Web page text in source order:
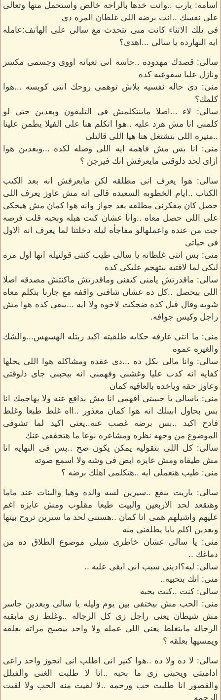
اسامه: يارب ..وانت خدها بالراحه خالص واستحمل منها وتعالى
على نفسك ..انت برضه اللى غلطان المره دى
فى تلك الاثناء كانت منى تتحدث مع سالى على الهاتف:عامله
ايه النهارده يا سالى ...اهدى؟
سالى: قصدك مهدوده ..حاسه انى تعبانه اووى وجسمى مكسر
ونازل عليا سقوعيه كده
منى: دى حاله نفسيه بلاش توهمى روحك انتى كويسه ...هوا
كلمك؟
سالى: لاء ...اصلا مابنتكلمش فى التليفون وبعدين حتى لو
كلمنى انا مش هرد عليه ..هوا اتكلم هنا على الفيلا يطمن علينا
..منيره اللى بتشتغل هنا هيا اللى قالتلى
منى: انا بس مش فاهمه ايه اللى وصله لكده ...وبعدين هوا
ازاى لحد دلوقتى مايعرفش انك فيرجن ؟
سالى: هوا يعرف انى مطلقه لكن مايعرفش انه بعد الكتب
الكتاب ..ايام الخطوبه السعيده قالى انه مش عاوز يعرف اللى
حصل كان مفكرنى مطلقه بعد جواز وانه هوا كمان مش هيحكى
على اللى حصل معاه ..وانا عشان كنت هبله وبحبه قلت فرصه
جت من عنده واعملهالو مفاجأه ليله دخلتنا لما يعرف انه الاول
فى حياتى
منى: بس انتى غلطانه يا سالى طيب كنتى قولتيله انها اول مره
ليكى لما لاقتيه بيتهجم عليكى كده
سالى: ماقدرتش يامنى كتفنى وماقدرتش ماكنتش مصدقه اصلا
اللى بيحصل ..كل ده عشان شافنى واقفه مع جارنا بتكلم معاه
شويه وقال قبل كده ضحكت لاخوه ولا ايه ...يبقى كده هوا مش
راجل وكيس جوافه.
منى: ما انتى عارفه حكايه طلقيته اكيد ربتله الهسهس...والشك
والغيره عموه
سالى: وانا مالى بكل ده ...دى عقده ومشاكله هوا اللى يحلها
كفايه انه كدب عليا وغشنى وفهمنى انه بيحبنى جاى دلوقتى
وعاوز حقه وياخده بالعافيه كمان
منى: ياسالى يا حبيبتى افهمى انا مش بدافع عنه ولا بهاجمك انا
بس بحاول ابينلك انه هوا كمان معذور ..ااه غلط طبعا وغلط
فادح اكيد ..بس برضه غصب عنه..يعنى اكيد لما تشوفى
الموضوع من وجهه نظره ومشاعره نوعا ما هتخففى عنك
سالى: كل اللى بتقوليه يمكن يكون صح ..بس فى النهايه انا
مش طيقاه ومش عايزه ابص فى وشه ولا اسمع صوته
منى: طيب هتعملى ايه ..هتكلمى اهلك برضه ؟
سالى: ياريت ينفع ..سيرين لسه والده وهيا والبنات عند ماما
وهتقعد لحد الاربعين والبيت طبعا مقلوب ومش عايزه اغم
عليهم واشيلهم همى انا كمان ..هستنى لحد ما سيرين تروح بيتها
وبعدين اكلم بابا يطلقنى منه
منى: يا سالى عشان خاطرى شيلى موضوع الطلاق ده من
دماغك ..
سالى: ليه؟ادينى سبب انى ابقى عليه ..
منى: انك بتحبيه..
سالى: كنت ..كنت بحبه
منى: الحب مش بيختفى بين يوم وليله يا سالى وبعدين جاسر
مش شيطان يعنى راجل زى كل الرجاله ..وغلط زى مابقيه
الرجاله مابتغلط يعنى اللى عمله ولا واحد بيصبح مراته بعلقه
ويمسيها بعلقه ؟
سالى: لا ده ولا ده ..هوا كتير انى اطلب انى اتجوز واحد راعى
اداميتى ويحبنى زى ما بحبه ..انا لا طلبت الغنى والفيلل
والقصور انا طلبت حب ورحمه ..لا لقيت منه الحب ولا لقيت
الرحمه